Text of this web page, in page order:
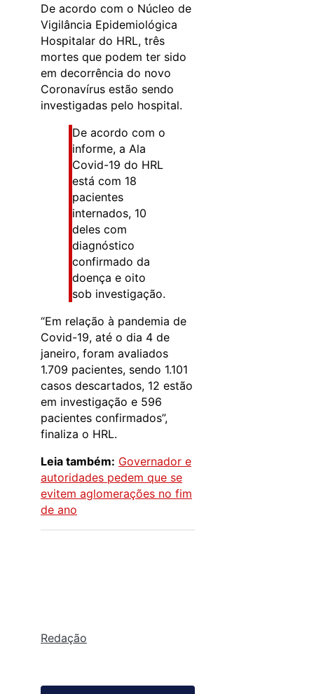
De acordo com o Núcleo de
Vigilância Epidemiológica
Hospitalar do HRL, três
mortes que podem ter sido
em decorrência do novo
Coronavírus estão sendo
investigadas pelo hospital.
De acordo com o
informe, a Ala
Covid-19 do HRL
está com 18
pacientes
internados, 10
deles com
diagnóstico
confirmado da
doença e oito
sob investigação.
“Em relação à pandemia de
Covid-19, até o dia 4 de
janeiro, foram avaliados
1.709 pacientes, sendo 1.101
casos descartados, 12 estão
em investigação e 596
pacientes confirmados”,
finaliza o HRL.
Leia também: Governador e
autoridades pedem que se
evitem aglomerações no fim
de ano
Redação